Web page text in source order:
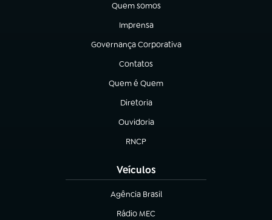
Quem somos
(abre em nova aba)
Imprensa
(abre em nova aba)
Governança Corporativa
(abre em nova aba)
Contatos
(abre em nova aba)
Quem é Quem
(abre em nova aba)
Diretoria
(abre em nova aba)
Ouvidoria
(abre em nova aba)
RNCP
(abre em nova aba)
Veículos
Agência Brasil
(abre em nova aba)
Rádio MEC